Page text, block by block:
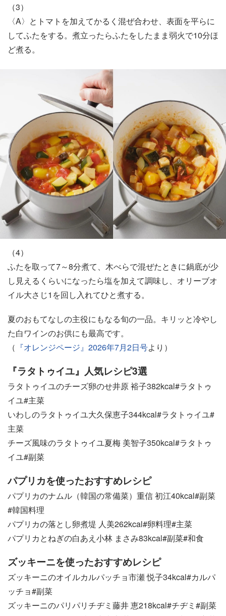
（3）
〈A〉とトマトを加えてかるく混ぜ合わせ、表面を平らに
してふたをする。煮立ったらふたをしたまま弱火で10分ほ
ど煮る。
（4）
ふたを取って7～8分煮て、木べらで混ぜたときに鍋底が少
し見えるくらいになったら塩を加えて調味し、オリーブオ
イル大さじ1を回し入れてひと煮する。
夏のおもてなしの主役にもなる旬の一品。キリッと冷やし
た白ワインのお供にも最高です。
（ 『オレンジページ』2026年7月2日号より）
『ラタトゥイユ』人気レシピ3選
ラタトゥイユのチーズ卵のせ井原 裕子382kcal#ラタトゥ
イユ#主菜
いわしのラタトゥイユ大久保恵子344kcal#ラタトゥイユ#
主菜
チーズ風味のラタトゥイユ夏梅 美智子350kcal#ラタトゥ
イユ#副菜
パプリカを使ったおすすめレシピ
パプリカのナムル（韓国の常備菜）重信 初江40kcal#副菜
#韓国料理
パプリカの落とし卵煮堤 人美262kcal#卵料理#主菜
パプリカとねぎの白あえ小林 まさみ83kcal#副菜#和食
ズッキーニを使ったおすすめレシピ
ズッキーニのオイルカルパッチョ市瀬 悦子34kcal#カルパ
ッチョ#副菜
ズッキーニのパリパリチヂミ藤井 恵218kcal#チヂミ#副菜